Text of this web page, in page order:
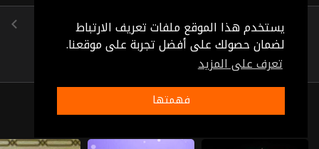
يستخدم هذا الموقع ملفات تعريف الارتباط
لضمان حصولك على أفضل تجربة على موقعنا.
تعرف على المزيد
فهمتها
الحلقة 47
(0:01:59)
ذات صلة